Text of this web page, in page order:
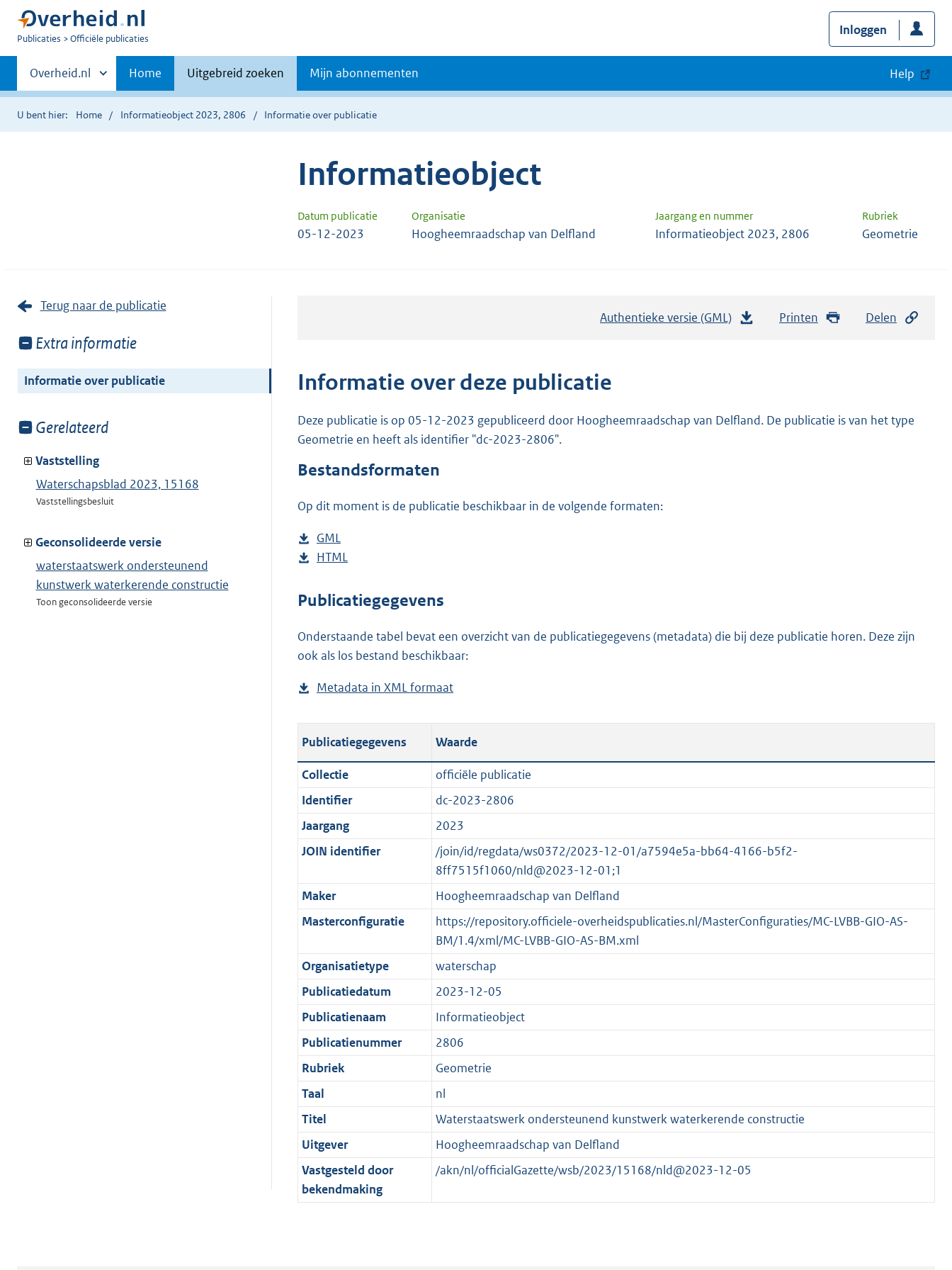
U
Publicaties Officiële publicaties
Inloggen
Primaire
navigatie
Andere
sites
binnen
Overheid.nl Home Uitgebreid zoeken Mijn abonnementen Help
U bent hier: Home Informatieobject 2023, 2806 Informatie over publicatie
Informatieobject
Datum publicatie Organisatie Jaargang en nummer Rubriek
05-12-2023 Hoogheemraadschap van Delfland Informatieobject 2023, 2806 Geometrie
Terug naar de publicatie
Toon
van:
Extra informatie
Informatie over publicatie
Toon
van:
Gerelateerd
Vaststelling
Waterschapsblad 2023, 15168
Vaststellingsbesluit
Geconsolideerde versie
waterstaatswerk ondersteunend
kunstwerk waterkerende constructie
Toon geconsolideerde versie
Authentieke versie (GML)
n
6
Printen Delen
Informatie over deze publicatie
Deze publicatie is op 05-12-2023 gepubliceerd door Hoogheemraadschap van Delfland. De publicatie is van het type
Geometrie en heeft als identifier "dc-2023-2806".
Bestandsformaten
Op dit moment is de publicatie beschikbaar in de volgende formaten:
D
o
n
o
a
p
l
i
c
a
t
i
i
n
f
r
m
a
a
t
GML
e
t
n
d
g
o
t
t
e
:
1
4
b
D
w
l
o
d
b
l
i
c
a
t
e
i
n
o
r
m
a
a
t
HTML
s
a
n
s
o
o
t
t
e
:
n
e
e
n
d
Publicatiegegevens
Onderstaande tabel bevat een overzicht van de publicatiegegevens (metadata) die bij deze publicatie horen. Deze zijn
ook als los bestand beschikbaar:
Metadata in XML formaat
s
t
a
n
d
s
g
r
o
o
t
t
e
:
2
K
b
Publicatiegegevens Waarde
Collectie
officiële publicatie
Identifier
dc-2023-2806
Jaargang
2023
JOIN identifier
/join/id/regdata/ws0372/2023-12-01/a7594e5a-bb64-4166-b5f2-
8ff7515f1060/nld@2023-12-01;1
Maker
Hoogheemraadschap van Delfland
Masterconfiguratie
https://repository.officiele-overheidspublicaties.nl/MasterConfiguraties/MC-LVBB-GIO-AS-
BM/1.4/xml/MC-LVBB-GIO-AS-BM.xml
Organisatietype
waterschap
Publicatiedatum
2023-12-05
Publicatienaam
Informatieobject
Publicatienummer
2806
Rubriek
Geometrie
Taal
nl
Titel
Waterstaatswerk ondersteunend kunstwerk waterkerende constructie
Uitgever
Hoogheemraadschap van Delfland
Vastgesteld door
bekendmaking
/akn/nl/officialGazette/wsb/2023/15168/nld@2023-12-05